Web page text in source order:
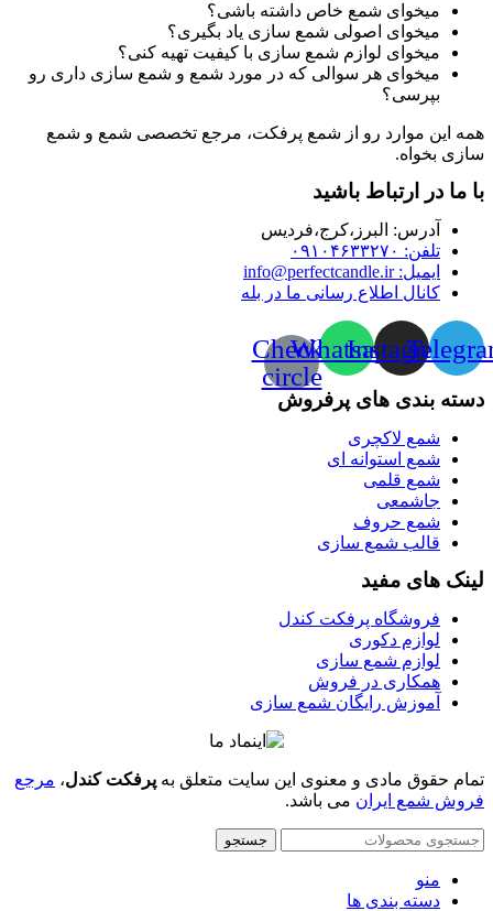
میخوای شمع خاص داشته باشی؟
میخوای اصولی شمع سازی یاد بگیری؟
میخوای لوازم شمع سازی با کیفیت تهیه کنی؟
میخوای هر سوالی که در مورد شمع و شمع سازی داری رو
بپرسی؟
همه این موارد رو از شمع پرفکت، مرجع تخصصی شمع و شمع
سازی بخواه.
با ما در ارتباط باشید
آدرس:‌ البرز،کرج،فردیس
تلفن: ۰۹۱۰۴۶۳۳۲۷۰
ایمیل: info@perfectcandle.ir
کانال اطلاع رسانی ما در بله
Instagram
Whatsapp
Check-
circle
دسته بندی های پرفروش
شمع لاکچری
شمع استوانه ای
شمع قلمی
جاشمعی
شمع حروف
قالب شمع سازی
لینک های مفید
فروشگاه پرفکت کندل
لوازم دکوری
لوازم شمع سازی
همکاری در فروش
آموزش رایگان شمع سازی
تمام حقوق مادی و معنوی این سایت متعلق به پرفکت کندل، مرجع
فروش شمع ایران می باشد.
جستجو
منو
دسته بندی ها